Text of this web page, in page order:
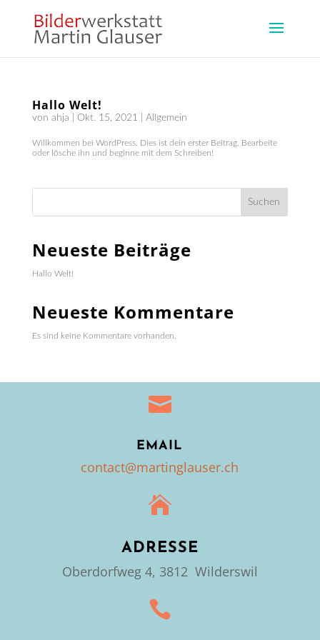
Hallo Welt!
von ahja Okt. 15, 2021 Allgemein
Willkommen bei WordPress. Dies ist dein erster Beitrag. Bearbeite
oder lösche ihn und beginne mit dem Schreiben!
Suchen
Neueste Beiträge
Hallo Welt!
Neueste Kommentare
Es sind keine Kommentare vorhanden.

EMAIL
contact@martinglauser.ch

ADRESSE
Oberdorfweg 4, 3812 Wilderswil
